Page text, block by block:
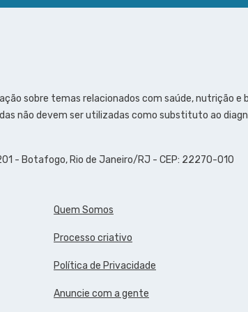
sobre temas relacionados com saúde, nutrição
não devem ser utilizadas como substituto ao
- Botafogo, Rio de Janeiro/RJ - CEP: 22270-010
Quem Somos
Processo criativo
Política de Privacidade
Anuncie com a gente